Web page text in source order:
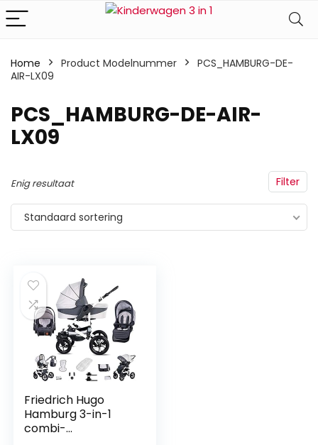
Home Product Modelnummer
‎PCS_HAMBURG-DE-
AIR-LX09
‎PCS_HAMBURG-DE-AIR-
LX09
Filter
Enig resultaat
Standaard sortering
Friedrich Hugo
Hamburg 3-in-1
combi-